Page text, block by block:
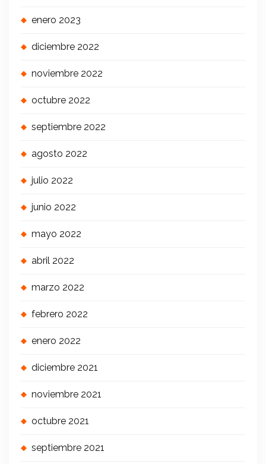
enero 2023
diciembre 2022
noviembre 2022
octubre 2022
septiembre 2022
agosto 2022
julio 2022
junio 2022
mayo 2022
abril 2022
marzo 2022
febrero 2022
enero 2022
diciembre 2021
noviembre 2021
octubre 2021
septiembre 2021